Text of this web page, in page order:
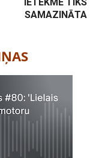
SAMAZINĀTA